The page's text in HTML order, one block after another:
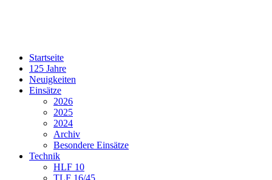
Startseite
125 Jahre
Neuigkeiten
Einsätze
2026
2025
2024
Archiv
Besondere Einsätze
Technik
HLF 10
TLF 16/45